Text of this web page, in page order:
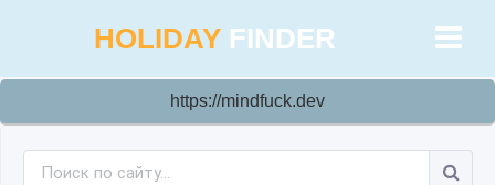
HOLIDAY FINDER
https://mindfuck.dev